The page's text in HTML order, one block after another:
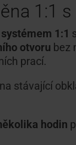
1:1 s
1:1
otvoru bez
prací.
stávající
hodin